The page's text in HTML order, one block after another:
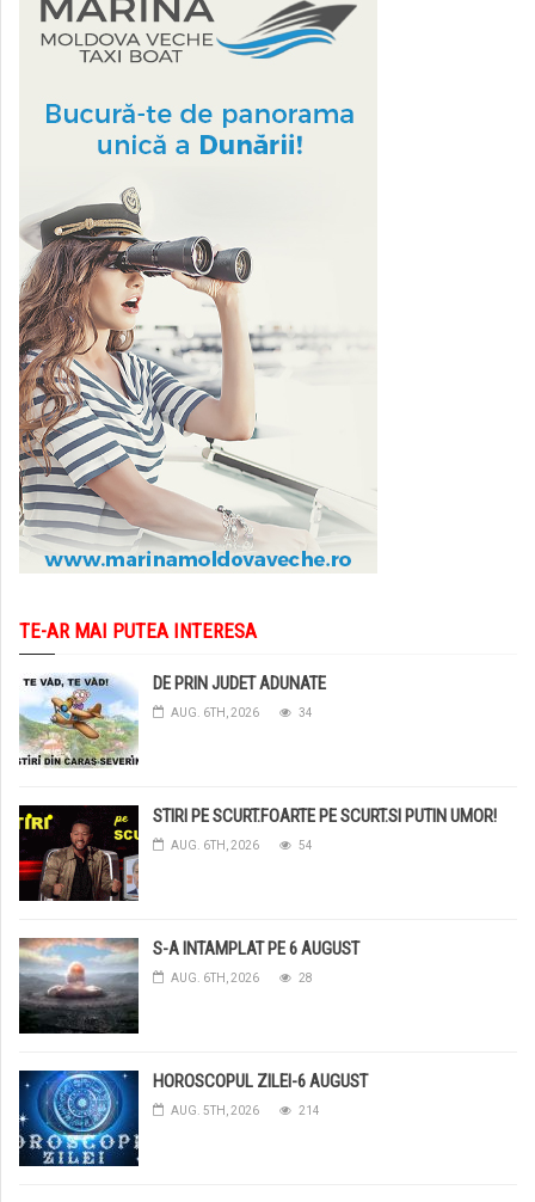
TE-AR MAI PUTEA INTERESA
DE PRIN JUDET ADUNATE
AUG. 6TH, 2026 34
STIRI PE SCURT.FOARTE PE SCURT.SI PUTIN UMOR!
AUG. 6TH, 2026 54
S-A INTAMPLAT PE 6 AUGUST
AUG. 6TH, 2026 28
HOROSCOPUL ZILEI-6 AUGUST
AUG. 5TH, 2026 214